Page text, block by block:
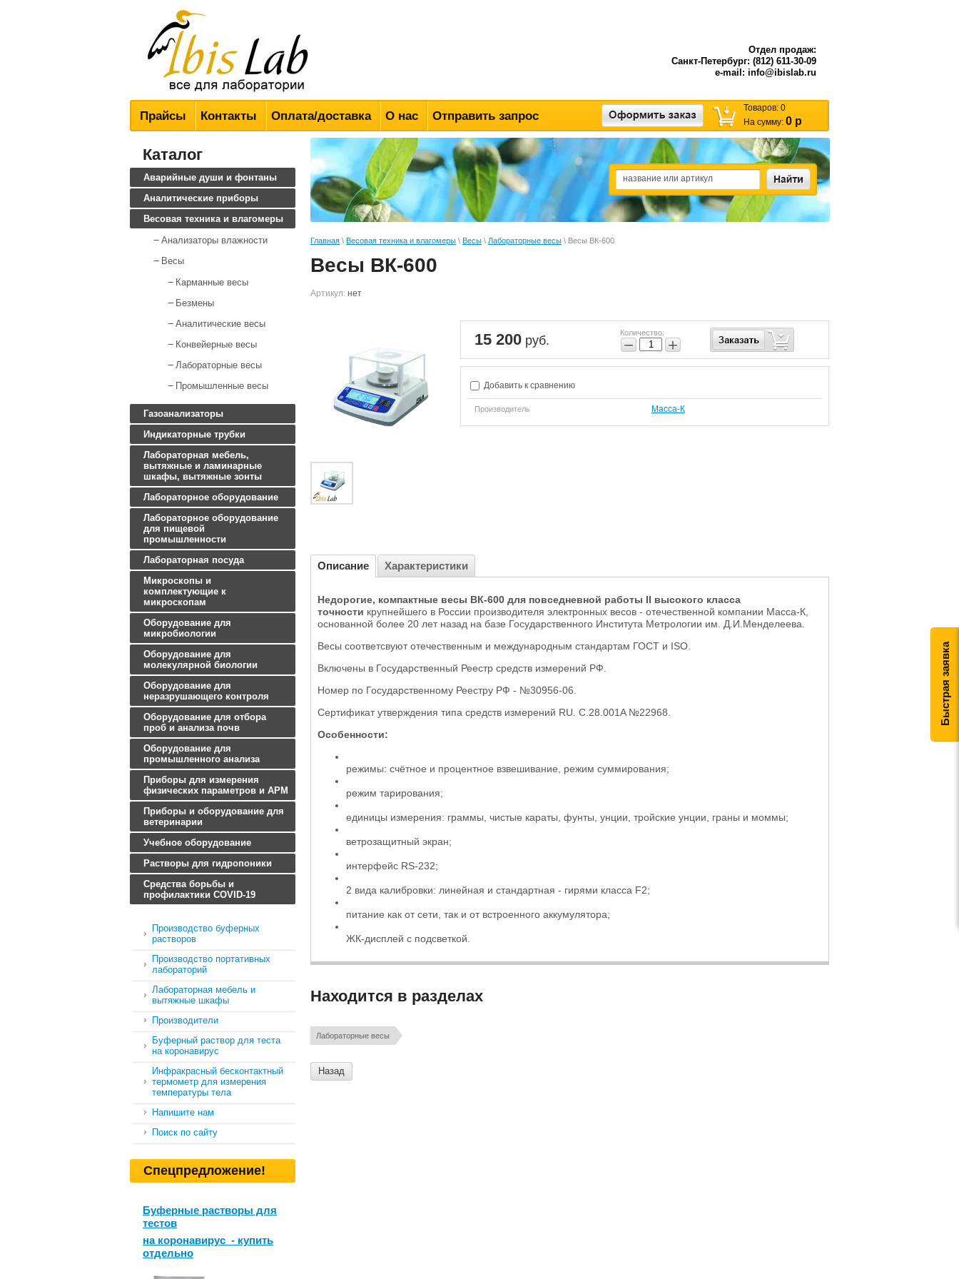
Быстрая заявка
Всё для лабораторий
Отдел продаж:
Санкт-Петербург: (812) 611-30-09
e-mail: info@ibislab.ru
Прайсы Контакты Оплата/доставка О нас Отправить запрос
Товаров: 0
На сумму: 0 р
Главная \ Весовая техника и влагомеры \ Весы \ Лабораторные весы \ Весы ВК-600
Весы ВК-600
Артикул: нет
15 200 руб.
Количество:
− +
Добавить к сравнению
Производитель Масса-К
Описание Характеристики
Недорогие, компактные весы ВК-600 для повседневной работы II высокого класса
точности крупнейшего в России производителя электронных весов - отечественной компании Масса-К,
основанной более 20 лет назад на базе Государственного Института Метрологии им. Д.И.Менделеева.
Весы соответсвуют отечественным и международным стандартам ГОСТ и ISO.
Включены в Государственный Реестр средств измерений РФ.
Номер по Государственному Реестру РФ - №30956-06.
Сертификат утверждения типа средств измерений RU. C.28.001A №22968.
Особенности:
режимы: счётное и процентное взвешивание, режим суммирования;
режим тарирования;
единицы измерения: граммы, чистые караты, фунты, унции, тройские унции, граны и моммы;
ветрозащитный экран;
интерфейс RS-232;
2 вида калибровки: линейная и стандартная - гирями класса F2;
питание как от сети, так и от встроенного аккумулятора;
ЖК-дисплей с подсветкой.
Находится в разделах
Лабораторные весы
Назад
Каталог
Аварийные души и фонтаны
Аналитические приборы
Весовая техника и влагомеры
Анализаторы влажности
Весы
Карманные весы
Безмены
Аналитические весы
Конвейерные весы
Лабораторные весы
Промышленные весы
Газоанализаторы
Индикаторные трубки
Лабораторная мебель,
вытяжные и ламинарные
шкафы, вытяжные зонты
Лабораторное оборудование
Лабораторное оборудование
для пищевой
промышленности
Лабораторная посуда
Микроскопы и
комплектующие к
микроскопам
Оборудование для
микробиологии
Оборудование для
молекулярной биологии
Оборудование для
неразрушающего контроля
Оборудование для отбора
проб и анализа почв
Оборудование для
промышленного анализа
Приборы для измерения
физических параметров и АРМ
Приборы и оборудование для
ветеринарии
Учебное оборудование
Растворы для гидропоники
Средства борьбы и
профилактики COVID-19
Производство буферных
растворов
Производство портативных
лабораторий
Лабораторная мебель и
вытяжные шкафы
Производители
Буферный раствор для теста
на коронавирус
Инфракрасный бесконтактный
термометр для измерения
температуры тела
Напишите нам
Поиск по сайту
Спецпредложение!
Буферные растворы для
тестов
на коронавирус - купить
отдельно